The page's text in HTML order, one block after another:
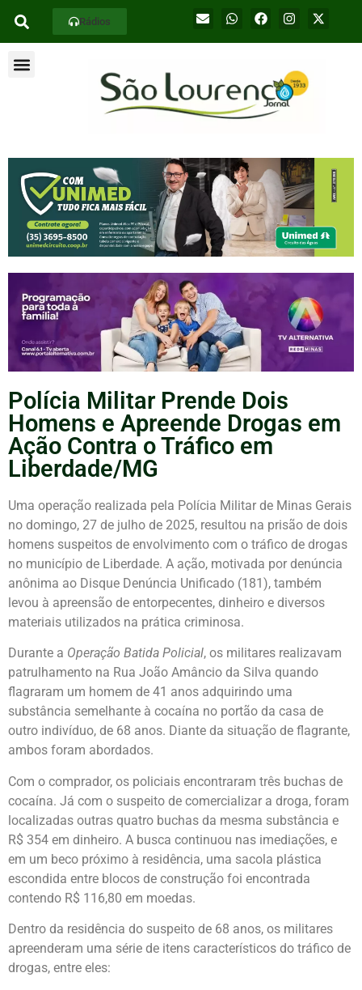
Rádios
Polícia Militar Prende Dois
Homens e Apreende Drogas em
Ação Contra o Tráfico em
Liberdade/MG
Uma operação realizada pela Polícia Militar de Minas Gerais
no domingo, 27 de julho de 2025, resultou na prisão de dois
homens suspeitos de envolvimento com o tráfico de drogas
no município de Liberdade. A ação, motivada por denúncia
anônima ao Disque Denúncia Unificado (181), também
levou à apreensão de entorpecentes, dinheiro e diversos
materiais utilizados na prática criminosa.
Durante a Operação Batida Policial, os militares realizavam
patrulhamento na Rua João Amâncio da Silva quando
flagraram um homem de 41 anos adquirindo uma
substância semelhante à cocaína no portão da casa de
outro indivíduo, de 68 anos. Diante da situação de flagrante,
ambos foram abordados.
Com o comprador, os policiais encontraram três buchas de
cocaína. Já com o suspeito de comercializar a droga, foram
localizadas outras quatro buchas da mesma substância e
R$ 354 em dinheiro. A busca continuou nas imediações, e
em um beco próximo à residência, uma sacola plástica
escondida entre blocos de construção foi encontrada
contendo R$ 116,80 em moedas.
Dentro da residência do suspeito de 68 anos, os militares
apreenderam uma série de itens característicos do tráfico de
drogas, entre eles: